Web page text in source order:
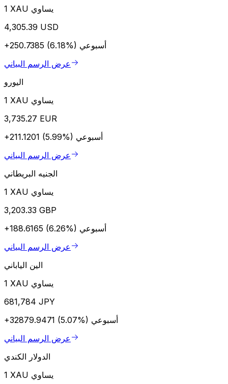
1 XAU يساوي
4,305.39 USD
+250.7385 (6.18%) أسبوعي
عرض الرسم البياني
اليورو
1 XAU يساوي
3,735.27 EUR
+211.1201 (5.99%) أسبوعي
عرض الرسم البياني
الجنيه البريطاني
1 XAU يساوي
3,203.33 GBP
+188.6165 (6.26%) أسبوعي
عرض الرسم البياني
الين الياباني
1 XAU يساوي
681,784 JPY
+32879.9471 (5.07%) أسبوعي
عرض الرسم البياني
الدولار الكندي
1 XAU يساوي